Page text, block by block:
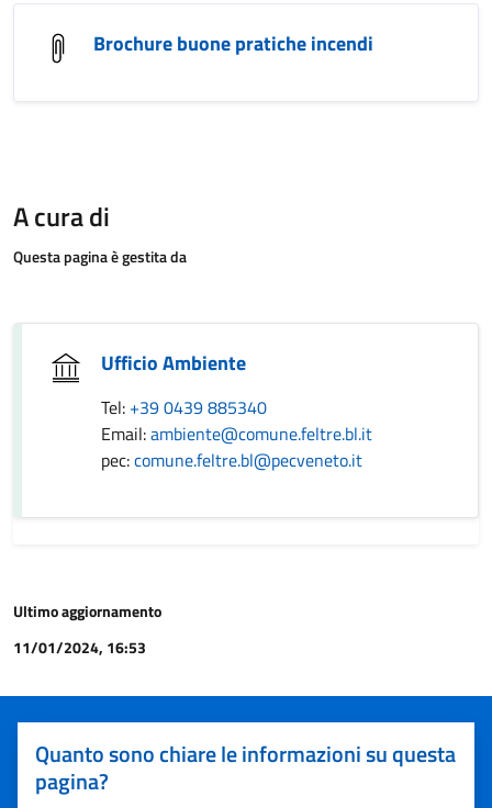
Brochure buone pratiche incendi
A cura di
Questa pagina è gestita da
Ufficio Ambiente
Tel: +39 0439 885340
Email:ambiente@comune.feltre.bl.it
pec:comune.feltre.bl@pecveneto.it
Ultimo aggiornamento
11/01/2024, 16:53
Quanto sono chiare le informazioni su questa
pagina?